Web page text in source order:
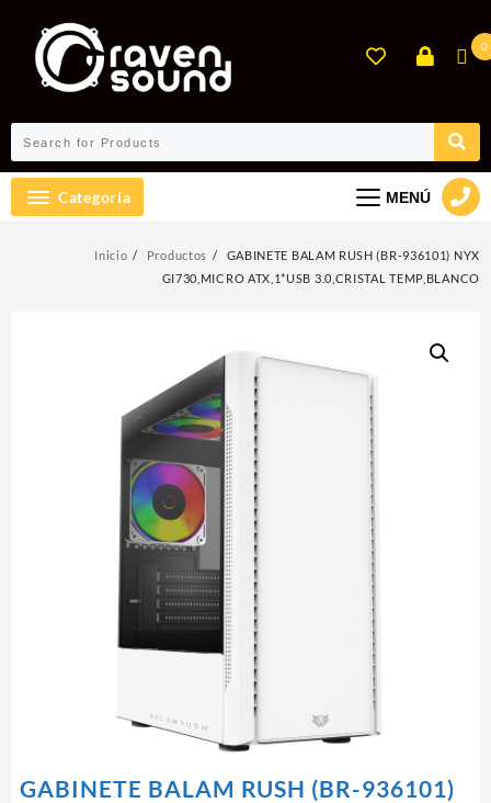
contenido
0
Categoría MENÚ
Inicio Productos
GABINETE BALAM RUSH (BR-936101) NYX
GI730,MICRO ATX,1*USB 3.0,CRISTAL TEMP,BLANCO
GABINETE BALAM RUSH (BR-936101)